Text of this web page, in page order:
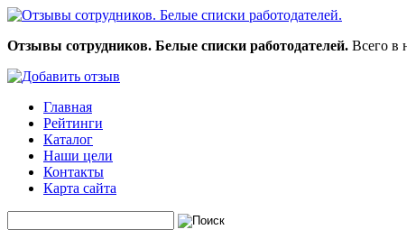
Отзывы сотрудников. Белые списки работодателей. Всего в
Главная
Рейтинги
Каталог
Наши цели
Контакты
Карта сайта